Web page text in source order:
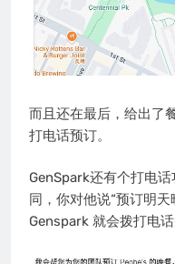
而且还在最后，给出了
打电话预订。
GenSpark还有个打电
同，你对他说“预订明天
Genspark 就会拨打电话